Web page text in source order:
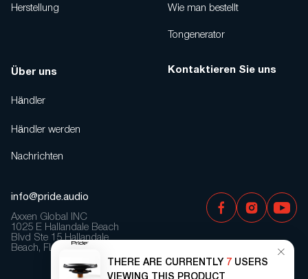
THERE ARE CURRENTLY 7 USERS
Herstellung Wie man bestellt
Tongenerator
Über uns
Händler
Händler werden
Nachrichten
Kontaktieren Sie uns
info@pride.audio
Axxen Global INC
1025 E Hallandale Beach
Blvd Ste 15 Hallandale
Beach, FL 33009, USA